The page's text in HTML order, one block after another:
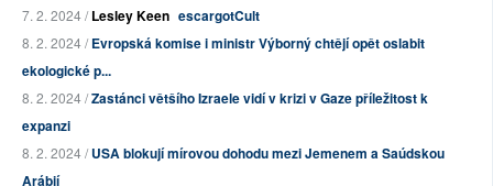
7. 2. 2024 /Lesley Keen escargotCult
8. 2. 2024 /Evropská komise i ministr Výborný chtějí opět oslabit
ekologické p...
8. 2. 2024 /Zastánci většího Izraele vidí v krizi v Gaze příležitost k
expanzi
8. 2. 2024 /USA blokují mírovou dohodu mezi Jemenem a Saúdskou
Arábií